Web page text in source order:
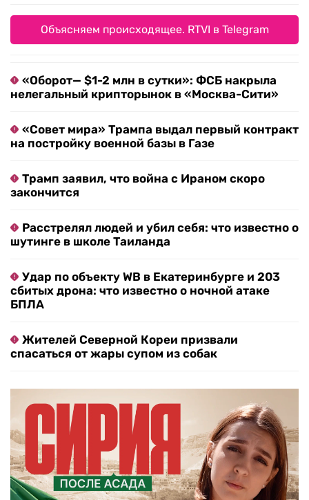
Объясняем происходящее. RTVI в Telegram
«Оборот— $1-2 млн в сутки»: ФСБ накрыла
нелегальный крипторынок в «Москва-Сити»
«Совет мира» Трампа выдал первый контракт
на постройку военной базы в Газе
Трамп заявил, что война с Ираном скоро
закончится
Расстрелял людей и убил себя: что известно о
шутинге в школе Таиланда
Удар по объекту WB в Екатеринбурге и 203
сбитых дрона: что известно о ночной атаке
БПЛА
Жителей Северной Кореи призвали
спасаться от жары супом из собак